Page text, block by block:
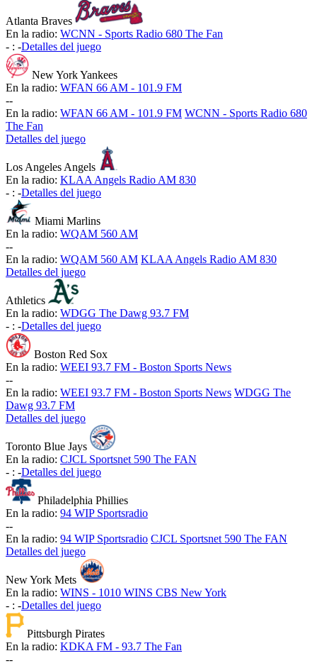
Atlanta Braves
En la radio: WCNN - Sports Radio 680 The Fan
- : -Detalles del juego
New York Yankees
En la radio: WFAN 66 AM - 101.9 FM
--
En la radio: WFAN 66 AM - 101.9 FM WCNN - Sports Radio 680
The Fan
Detalles del juego
Los Angeles Angels
En la radio: KLAA Angels Radio AM 830
- : -Detalles del juego
Miami Marlins
En la radio: WQAM 560 AM
--
En la radio: WQAM 560 AM KLAA Angels Radio AM 830
Detalles del juego
Athletics
En la radio: WDGG The Dawg 93.7 FM
- : -Detalles del juego
Boston Red Sox
En la radio: WEEI 93.7 FM - Boston Sports News
--
En la radio: WEEI 93.7 FM - Boston Sports News WDGG The
Dawg 93.7 FM
Detalles del juego
Toronto Blue Jays
En la radio: CJCL Sportsnet 590 The FAN
- : -Detalles del juego
Philadelphia Phillies
En la radio: 94 WIP Sportsradio
--
En la radio: 94 WIP Sportsradio CJCL Sportsnet 590 The FAN
Detalles del juego
New York Mets
En la radio: WINS - 1010 WINS CBS New York
- : -Detalles del juego
Pittsburgh Pirates
En la radio: KDKA FM - 93.7 The Fan
--